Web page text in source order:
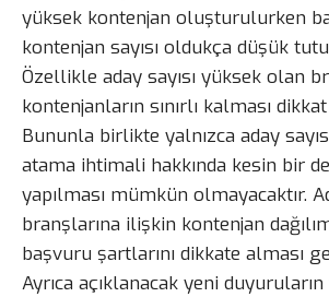
yüksek kontenjan oluşturulurken
kontenjan sayısı oldukça düşük
Özellikle aday sayısı yüksek olan
kontenjanların sınırlı kalması
Bununla birlikte yalnızca aday
atama ihtimali hakkında kesin bir
yapılması mümkün olmayacaktır.
branşlarına ilişkin kontenjan
başvuru şartlarını dikkate alması
Ayrıca açıklanacak yeni